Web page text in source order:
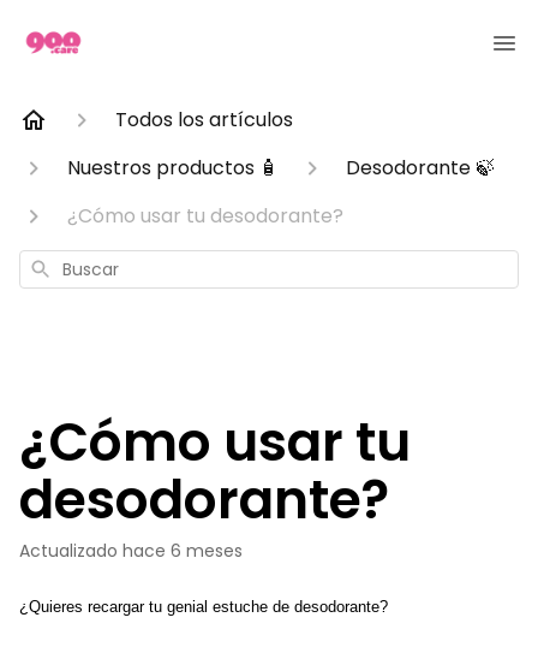
Todos los artículos
Nuestros productos 🧴
Desodorante 🍃
¿Cómo usar tu desodorante?
Buscar
¿Cómo usar tu
desodorante?
Actualizado hace 6 meses
¿Quieres recargar tu genial estuche de desodorante?